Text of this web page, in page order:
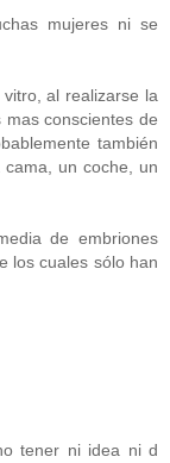
mujeres ni se
al realizarse la
conscientes de
también
un coche, un
de embriones
los cuales sólo han
tener ni idea ni d